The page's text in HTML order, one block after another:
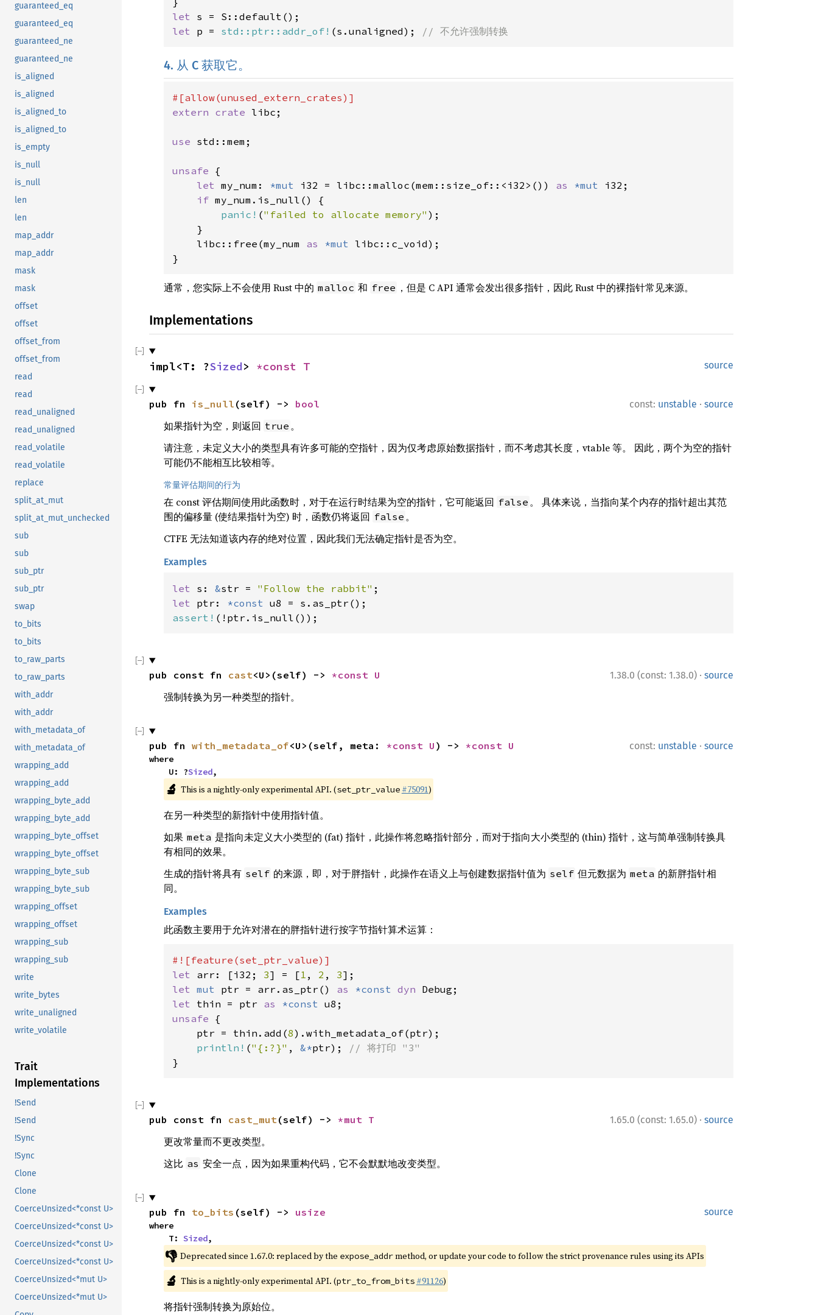
guaranteed_eq
guaranteed_eq
guaranteed_ne
guaranteed_ne
is_aligned
is_aligned
is_aligned_to
is_aligned_to
is_empty
is_null
is_null
len
len
map_addr
map_addr
mask
mask
offset
offset
offset_from
offset_from
read
read
read_unaligned
read_unaligned
read_volatile
read_volatile
replace
split_at_mut
split_at_mut_unchecked
sub
sub
sub_ptr
sub_ptr
swap
to_bits
to_bits
to_raw_parts
to_raw_parts
with_addr
with_addr
with_metadata_of
with_metadata_of
wrapping_add
wrapping_add
wrapping_byte_add
wrapping_byte_add
wrapping_byte_offset
wrapping_byte_offset
wrapping_byte_sub
wrapping_byte_sub
wrapping_offset
wrapping_offset
wrapping_sub
wrapping_sub
write
write_bytes
write_unaligned
write_volatile
Trait
Implementations
!Send
!Send
!Sync
!Sync
Clone
Clone
CoerceUnsized<*const U>
CoerceUnsized<*const U>
CoerceUnsized<*const U>
CoerceUnsized<*const U>
CoerceUnsized<*mut U>
CoerceUnsized<*mut U>
let
let p = std::ptr::addr_of! (s.unaligned); // 不允许强制转换
4. 从 C 获取它。
extern crate libc;
use std::mem;
unsafe {
let my_num: *mut i32 = libc::malloc(mem::size_of::<i32>()) as *mut i32;
if my_num.is_null() {
panic! ("failed to allocate memory" );
    }
    libc::free(my_num
as *mut libc::c_void);
}
通常，您实际上不会使用 Rust 中的 malloc 和 free ，但是 C API 通常会发出很多指针，因此 Rust 中的裸指针常见来源。
Implementations
source
impl<T: ?Sized> *const T
const: unstable · source
pub fn is_null (self) -> bool
如果指针为空，则返回 true 。
请注意，未定义大小的类型具有许多可能的空指针，因为仅考虑原始数据指针，而不考虑其长度，vtable 等。 因此，两个为空的指针
可能仍不能相互比较相等。
常量评估期间的行为
在 const 评估期间使用此函数时，对于在运行时结果为空的指针，它可能返回 false 。 具体来说，当指向某个内存的指针超出其范
围的偏移量 (使结果指针为空) 时，函数仍将返回 false 。
CTFE 无法知道该内存的绝对位置，因此我们无法确定指针是否为空。
Examples
let s: &str = "Follow the rabbit"
let ptr: *const
assert! (!ptr.is_null());
1.38.0 (const: 1.38.0) · source
pub const fn cast<U>(self) -> *const U
强制转换为另一种类型的指针。
const: unstable · source
pub fn with_metadata_of<U>(self, meta: *const U ) -> *const U
where
    U: ?
Sized,
🔬 This is a nightly-only experimental API. (set_ptr_value #75091)
在另一种类型的新指针中使用指针值。
如果 meta 是指向未定义大小类型的 (fat) 指针，此操作将忽略指针部分，而对于指向大小类型的 (thin) 指针，这与简单强制转换具
有相同的效果。
生成的指针将具有 self 的来源，即，对于胖指针，此操作在语义上与创建数据指针值为 self 但元数据为 meta 的新胖指针相
同。
Examples
此函数主要用于允许对潜在的胖指针进行按字节指针算术运算：
let arr: [i32; 3] = [1 , 2 , 3
let mut ptr = arr.as_ptr() as *const dyn
let thin = ptr as *const
unsafe {
    ptr = thin.add(
8).with_metadata_of(ptr);
println! ("{:?}" , &*ptr);
}
1.65.0 (const: 1.65.0) · source
pub const fn cast_mut(self) -> *mut T
更改常量而不更改类型。
这比 as 安全一点，因为如果重构代码，它不会默默地改变类型。
source
pub fn to_bits (self) -> usize
where
    T:
Sized,
👎 Deprecated since 1.67.0: replaced by the expose_addr method, or update your code to follow the strict provenance rules using its APIs
🔬 This is a nightly-only experimental API. (ptr_to_from_bits #91126)
将指针强制转换为原始位。